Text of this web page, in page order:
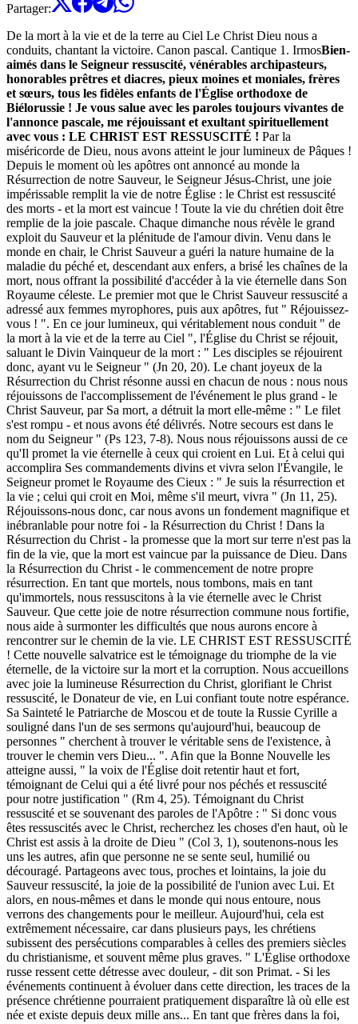
Partager:
De la mort à la vie et de la terre au Ciel Le Christ Dieu nous a
conduits, chantant la victoire. Canon pascal. Cantique 1. IrmosBien-
aimés dans le Seigneur ressuscité, vénérables archipasteurs,
honorables prêtres et diacres, pieux moines et moniales, frères
et sœurs, tous les fidèles enfants de l'Église orthodoxe de
Biélorussie ! Je vous salue avec les paroles toujours vivantes de
l'annonce pascale, me réjouissant et exultant spirituellement
avec vous : LE CHRIST EST RESSUSCITÉ ! Par la
miséricorde de Dieu, nous avons atteint le jour lumineux de Pâques !
Depuis le moment où les apôtres ont annoncé au monde la
Résurrection de notre Sauveur, le Seigneur Jésus-Christ, une joie
impérissable remplit la vie de notre Église : le Christ est ressuscité
des morts - et la mort est vaincue ! Toute la vie du chrétien doit être
remplie de la joie pascale. Chaque dimanche nous révèle le grand
exploit du Sauveur et la plénitude de l'amour divin. Venu dans le
monde en chair, le Christ Sauveur a guéri la nature humaine de la
maladie du péché et, descendant aux enfers, a brisé les chaînes de la
mort, nous offrant la possibilité d'accéder à la vie éternelle dans Son
Royaume céleste. Le premier mot que le Christ Sauveur ressuscité a
adressé aux femmes myrophores, puis aux apôtres, fut " Réjouissez-
vous ! ". En ce jour lumineux, qui véritablement nous conduit " de
la mort à la vie et de la terre au Ciel ", l'Église du Christ se réjouit,
saluant le Divin Vainqueur de la mort : " Les disciples se réjouirent
donc, ayant vu le Seigneur " (Jn 20, 20). Le chant joyeux de la
Résurrection du Christ résonne aussi en chacun de nous : nous nous
réjouissons de l'accomplissement de l'événement le plus grand - le
Christ Sauveur, par Sa mort, a détruit la mort elle-même : " Le filet
s'est rompu - et nous avons été délivrés. Notre secours est dans le
nom du Seigneur " (Ps 123, 7-8). Nous nous réjouissons aussi de ce
qu'Il promet la vie éternelle à ceux qui croient en Lui. Et à celui qui
accomplira Ses commandements divins et vivra selon l'Évangile, le
Seigneur promet le Royaume des Cieux : " Je suis la résurrection et
la vie ; celui qui croit en Moi, même s'il meurt, vivra " (Jn 11, 25).
Réjouissons-nous donc, car nous avons un fondement magnifique et
inébranlable pour notre foi - la Résurrection du Christ ! Dans la
Résurrection du Christ - la promesse que la mort sur terre n'est pas la
fin de la vie, que la mort est vaincue par la puissance de Dieu. Dans
la Résurrection du Christ - le commencement de notre propre
résurrection. En tant que mortels, nous tombons, mais en tant
qu'immortels, nous ressuscitons à la vie éternelle avec le Christ
Sauveur. Que cette joie de notre résurrection commune nous fortifie,
nous aide à surmonter les difficultés que nous aurons encore à
rencontrer sur le chemin de la vie. LE CHRIST EST RESSUSCITÉ
! Cette nouvelle salvatrice est le témoignage du triomphe de la vie
éternelle, de la victoire sur la mort et la corruption. Nous accueillons
avec joie la lumineuse Résurrection du Christ, glorifiant le Christ
ressuscité, le Donateur de vie, en Lui confiant toute notre espérance.
Sa Sainteté le Patriarche de Moscou et de toute la Russie Cyrille a
souligné dans l'un de ses sermons qu'aujourd'hui, beaucoup de
personnes " cherchent à trouver le véritable sens de l'existence, à
trouver le chemin vers Dieu... ". Afin que la Bonne Nouvelle les
atteigne aussi, " la voix de l'Église doit retentir haut et fort,
témoignant de Celui qui a été livré pour nos péchés et ressuscité
pour notre justification " (Rm 4, 25). Témoignant du Christ
ressuscité et se souvenant des paroles de l'Apôtre : " Si donc vous
êtes ressuscités avec le Christ, recherchez les choses d'en haut, où le
Christ est assis à la droite de Dieu " (Col 3, 1), soutenons-nous les
uns les autres, afin que personne ne se sente seul, humilié ou
découragé. Partageons avec tous, proches et lointains, la joie du
Sauveur ressuscité, la joie de la possibilité de l'union avec Lui. Et
alors, en nous-mêmes et dans le monde qui nous entoure, nous
verrons des changements pour le meilleur. Aujourd'hui, cela est
extrêmement nécessaire, car dans plusieurs pays, les chrétiens
subissent des persécutions comparables à celles des premiers siècles
du christianisme, et souvent même plus graves. " L'Église orthodoxe
russe ressent cette détresse avec douleur, - dit son Primat. - Si les
événements continuent à évoluer dans cette direction, les traces de la
présence chrétienne pourraient pratiquement disparaître là où elle est
née et existe depuis deux mille ans... En tant que frères dans la foi,